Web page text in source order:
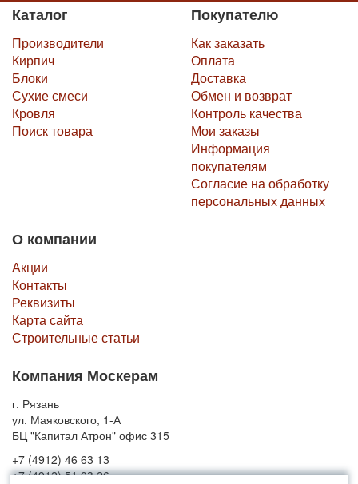
Каталог
Производители
Кирпич
Блоки
Сухие смеси
Кровля
Поиск товара
Покупателю
Как заказать
Оплата
Доставка
Обмен и возврат
Контроль качества
Мои заказы
Информация
покупателям
Согласие на обработку
персональных данных
О компании
Акции
Контакты
Реквизиты
Карта сайта
Строительные статьи
Компания Москерам
г. Рязань
ул. Маяковского, 1-А
БЦ "Капитал Атрон" офис 315
+7 (4912) 46 63 13
+7 (4912) 51 03 26